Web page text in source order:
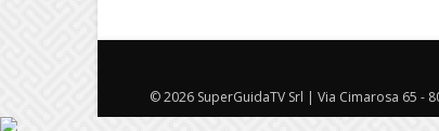
© 2026 SuperGuidaTV Srl | Via Cimarosa 65 -